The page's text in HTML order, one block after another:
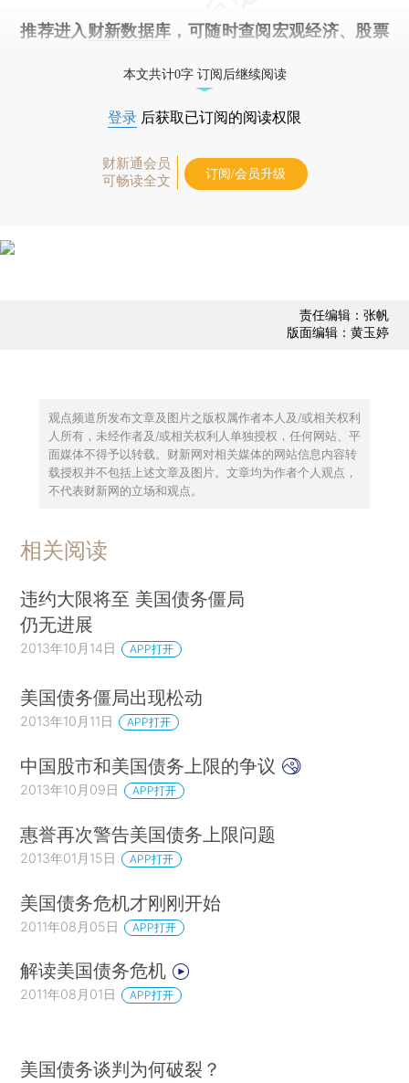
推荐进入 财新数据库 ，可随时查阅宏观经济、股票
本文共计0字 订阅后继续阅读
登录 后获取已订阅的阅读权限
财新通会员
可畅读全文
订阅/会员升级
责任编辑：张帆
版面编辑：黄玉婷
观点频道所发布文章及图片之版权属作者本人及/或相关权利
人所有，未经作者及/或相关权利人单独授权，任何网站、平
面媒体不得予以转载。财新网对相关媒体的网站信息内容转
载授权并不包括上述文章及图片。文章均为作者个人观点，
不代表财新网的立场和观点。
相关阅读
违约大限将至 美国债务僵局
仍无进展
2013年10月14日 APP打开
美国债务僵局出现松动
2013年10月11日 APP打开
中国股市和美国债务上限的争议
2013年10月09日 APP打开
惠誉再次警告美国债务上限问题
2013年01月15日 APP打开
美国债务危机才刚刚开始
2011年08月05日 APP打开
解读美国债务危机
2011年08月01日 APP打开
美国债务谈判为何破裂？